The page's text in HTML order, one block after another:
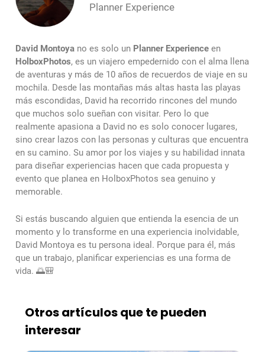
Planner Experience
David Montoya no es solo un Planner Experience en
HolboxPhotos, es un viajero empedernido con el alma llena
de aventuras y más de 10 años de recuerdos de viaje en su
mochila. Desde las montañas más altas hasta las playas
más escondidas, David ha recorrido rincones del mundo
que muchos solo sueñan con visitar. Pero lo que
realmente apasiona a David no es solo conocer lugares,
sino crear lazos con las personas y culturas que encuentra
en su camino. Su amor por los viajes y su habilidad innata
para diseñar experiencias hacen que cada propuesta y
evento que planea en HolboxPhotos sea genuino y
memorable.
Si estás buscando alguien que entienda la esencia de un
momento y lo transforme en una experiencia inolvidable,
David Montoya es tu persona ideal. Porque para él, más
que un trabajo, planificar experiencias es una forma de
vida. 🌅🎒
Otros artículos que te pueden
interesar